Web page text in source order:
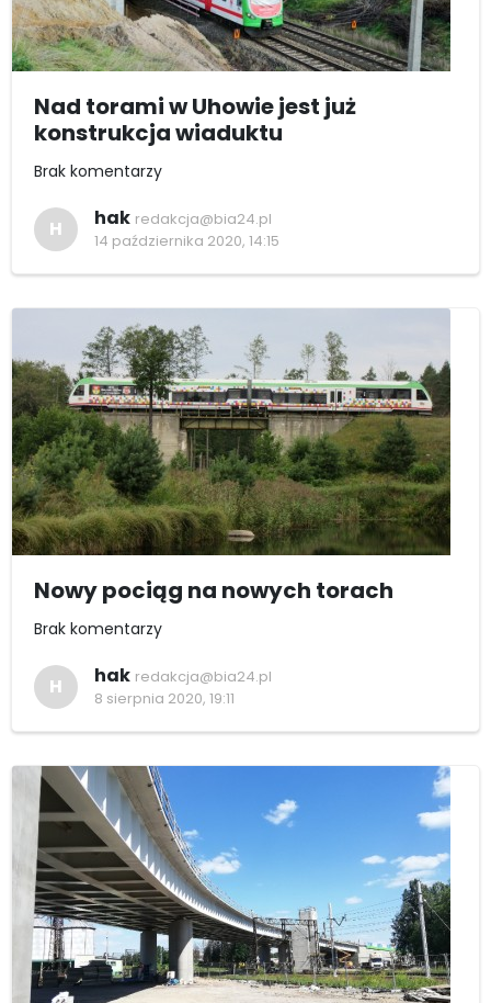
Nad torami w Uhowie jest już
konstrukcja wiaduktu
Brak komentarzy
H hak redakcja@bia24.pl
14 października 2020, 14:15
Nowy pociąg na nowych torach
Brak komentarzy
H hak redakcja@bia24.pl
8 sierpnia 2020, 19:11